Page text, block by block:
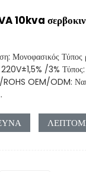
10kva
Μονοφασικός Τύπος
/3% Τύπος:
ROHS OEM/ODM: